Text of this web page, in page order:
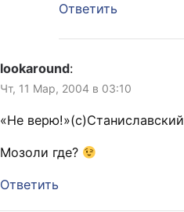
Ответить
lookaround:
Чт, 11 Мар, 2004 в 03:10
«Не верю!»(с)Станиславский
Мозоли где?
Ответить